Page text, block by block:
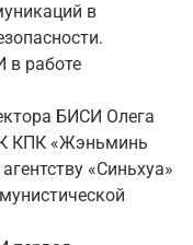
в
в работе
БИСИ Олега
КПК «Жэньминь
«Синьхуа»